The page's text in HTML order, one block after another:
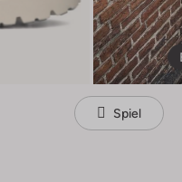
Spiel